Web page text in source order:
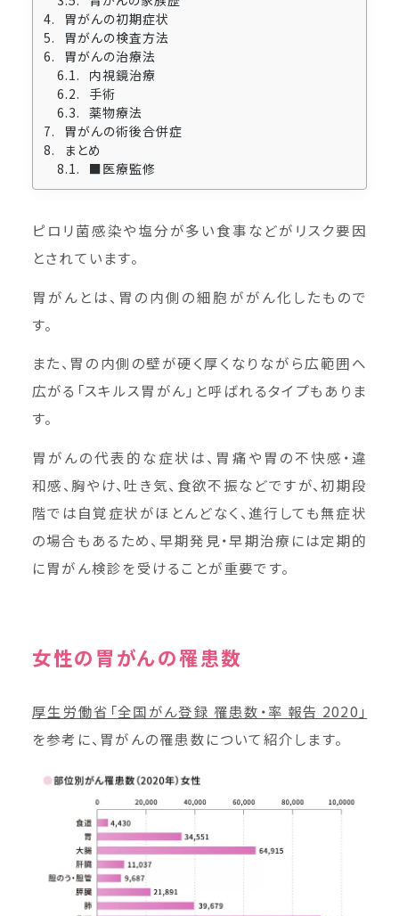
胃がんの初期症状
胃がんの検査方法
胃がんの治療法
内視鏡治療
手術
薬物療法
胃がんの術後合併症
まとめ
■医療監修
ピロリ菌感染や塩分が多い食事などがリスク要因
とされています。
胃がんとは、胃の内側の細胞ががん化したもので
す。
また、胃の内側の壁が硬く厚くなりながら広範囲へ
広がる「スキルス胃がん」と呼ばれるタイプもありま
す。
胃がんの代表的な症状は、胃痛や胃の不快感・違
和感、胸やけ、吐き気、食欲不振などですが、初期段
階では自覚症状がほとんどなく、進行しても無症状
の場合もあるため、早期発見・早期治療には定期的
に胃がん検診を受けることが重要です。
女性の胃がんの罹患数
厚生労働省「全国がん登録 罹患数・率 報告 2020」
を参考に、胃がんの罹患数について紹介します。